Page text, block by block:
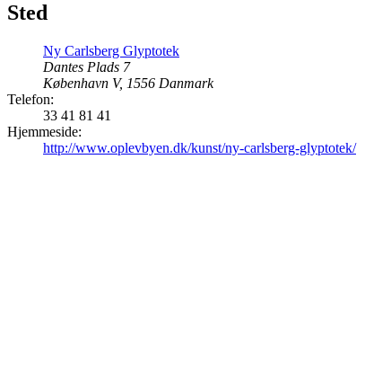
Sted
Ny Carlsberg Glyptotek
Dantes Plads 7
København V, 1556 Danmark
Telefon:
33 41 81 41
Hjemmeside:
http://www.oplevbyen.dk/kunst/ny-carlsberg-glyptotek/